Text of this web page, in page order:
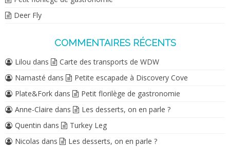
Deer Fly
COMMENTAIRES RÉCENTS
Lilou dans
Carte des transports de WDW
Namasté dans
Petite escapade à Discovery Cove
Plate&Fork dans
Petit florilège de gastronomie
Anne-Claire dans
Les desserts, on en parle ?
Quentin dans
Turkey Leg
Nicolas dans
Les desserts, on en parle ?